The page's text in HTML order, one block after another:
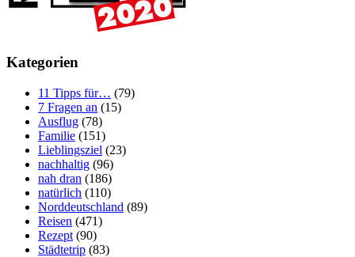
Kategorien
11 Tipps für… (79)
7 Fragen an (15)
Ausflug (78)
Familie (151)
Lieblingsziel (23)
nachhaltig (96)
nah dran (186)
natürlich (110)
Norddeutschland (89)
Reisen (471)
Rezept (90)
Städtetrip (83)